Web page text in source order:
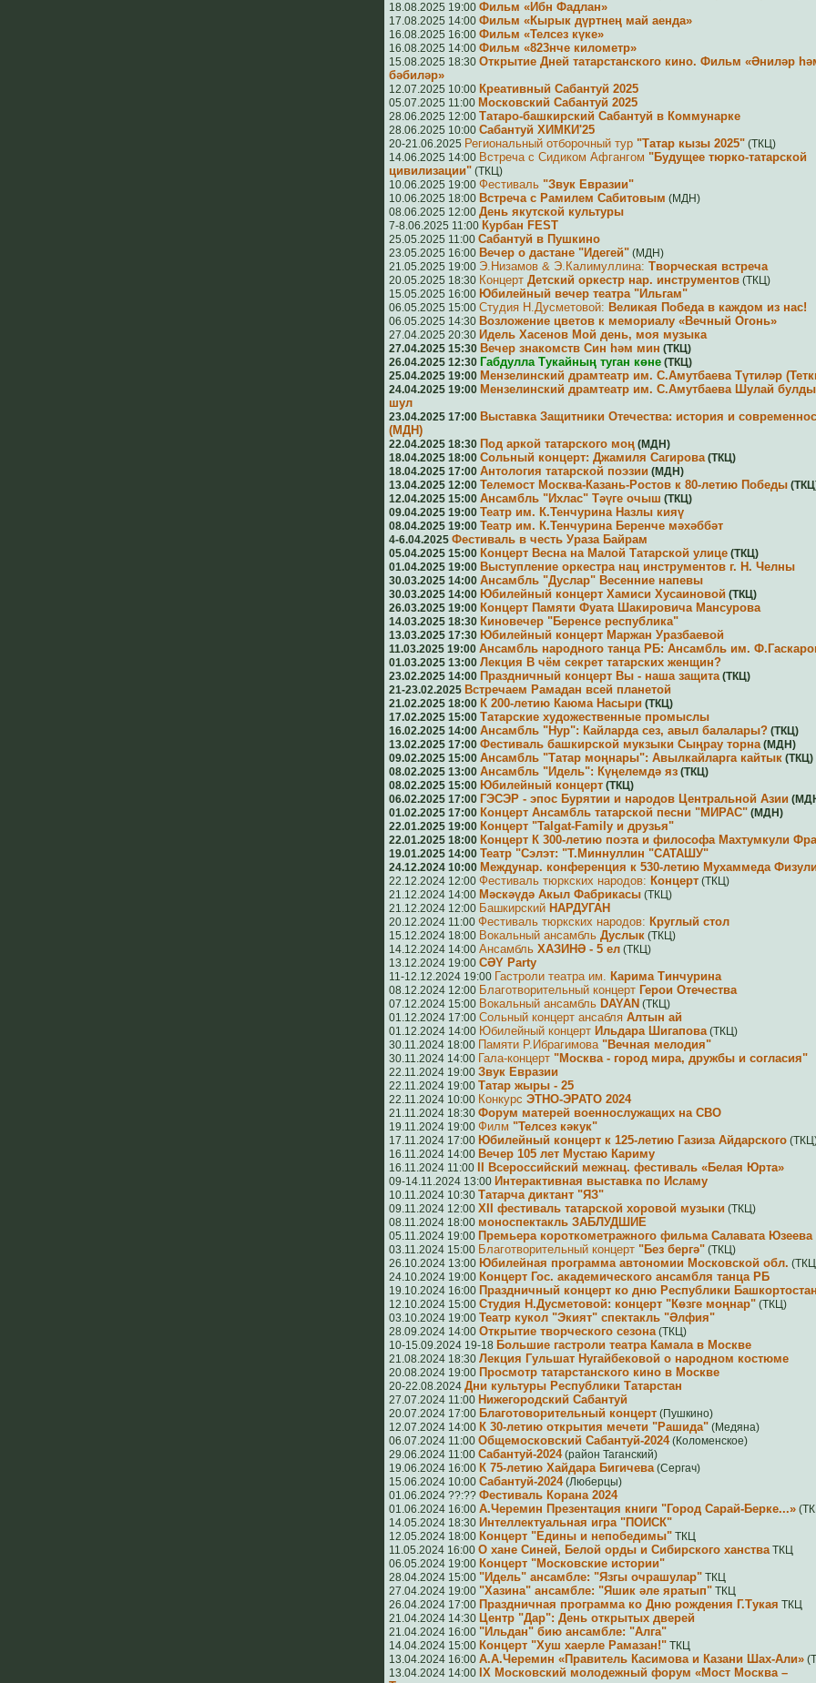
18.08.2025 19:00 Фильм «Ибн Фадлан»
17.08.2025 14:00 Фильм «Кырык дүртнең май аенда»
16.08.2025 16:00 Фильм «Телсез күке»
16.08.2025 14:00 Фильм «823нче километр»
15.08.2025 18:30 Открытие Дней татарстанского кино. Фильм «Әниләр
бәбиләр»
12.07.2025 10:00 Креативный Сабантуй 2025
05.07.2025 11:00 Московский Сабантуй 2025
28.06.2025 12:00 Татаро-башкирский Сабантуй в Коммунарке
28.06.2025 10:00 Сабантуй ХИМКИ'25
20-21.06.2025 Региональный отборочный тур "Татар кызы 2025"(ТКЦ)
14.06.2025 14:00 Встреча с Сидиком Афгангом "Будущее тюрко-татарской
цивилизации"(ТКЦ)
10.06.2025 19:00 Фестиваль "Звук Евразии"
10.06.2025 18:00 Встреча с Рамилем Сабитовым (МДН)
08.06.2025 12:00 День якутской культуры
7-8.06.2025 11:00 Курбан FEST
25.05.2025 11:00 Сабантуй в Пушкино
23.05.2025 16:00 Вечер о дастане "Идегей"(МДН)
21.05.2025 19:00 Э.Низамов & Э.Калимуллина: Творческая встреча
20.05.2025 18:30 Концерт Детский оркестр нар. инструментов(ТКЦ)
15.05.2025 16:00 Юбилейный вечер театра "Ильгам"
06.05.2025 15:00 Студия Н.Дусметовой: Великая Победа в каждом из нас!
06.05.2025 14:30 Возложение цветов к мемориалу «Вечный Огонь»
27.04.2025 20:30 Идель Хасенов Мой день, моя музыка
27.04.2025 15:30 Вечер знакомств Син һәм мин (ТКЦ)
26.04.2025 12:30 Габдулла Тукайның туган көне(ТКЦ)
25.04.2025 19:00 Мензелинский драмтеатр им. С.Амутбаева Түтиләр
24.04.2025 19:00 Мензелинский драмтеатр им. С.Амутбаева Шулай булды
шул
23.04.2025 17:00 Выставка Защитники Отечества: история и
(МДН)
22.04.2025 18:30 Под аркой татарского моң(МДН)
18.04.2025 18:00 Сольный концерт: Джамиля Сагирова(ТКЦ)
18.04.2025 17:00 Антология татарской поэзии (МДН)
13.04.2025 12:00 Телемост Москва-Казань-Ростов к 80-летию Победы
12.04.2025 15:00 Ансамбль "Ихлас" Тәүге очыш (ТКЦ)
09.04.2025 19:00 Театр им. К.Тенчурина Назлы кияү
08.04.2025 19:00 Театр им. К.Тенчурина Беренче мәхәббәт
4-6.04.2025 Фестиваль в честь Ураза Байрам
05.04.2025 15:00 Концерт Весна на Малой Татарской улице(ТКЦ)
01.04.2025 19:00 Выступление оркестра нац инструментов г. Н. Челны
30.03.2025 14:00 Ансамбль "Дуслар" Весенние напевы
30.03.2025 14:00 Юбилейный концерт Хамиси Хусаиновой (ТКЦ)
26.03.2025 19:00 Концерт Памяти Фуата Шакировича Мансурова
14.03.2025 18:30 Киновечер "Беренсе республика"
13.03.2025 17:30 Юбилейный концерт Маржан Уразбаевой
11.03.2025 19:00 Ансамбль народного танца РБ: Ансамбль им.
01.03.2025 13:00 Лекция В чём секрет татарских женщин?
23.02.2025 14:00 Праздничный концерт Вы - наша защита(ТКЦ)
21-23.02.2025 Встречаем Рамадан всей планетой
21.02.2025 18:00 К 200-летию Каюма Насыри (ТКЦ)
17.02.2025 15:00 Татарские художественные промыслы
16.02.2025 14:00 Ансамбль "Нур": Кайларда сез, авыл балалары?(ТКЦ)
13.02.2025 17:00 Фестиваль башкирской мукзыки Сыңрау торна(МДН)
09.02.2025 15:00 Ансамбль "Татар моңнары": Авылкайларга кайтык(ТКЦ)
08.02.2025 13:00 Ансамбль "Идель": Күңелемдә яз(ТКЦ)
08.02.2025 15:00 Юбилейный концерт(ТКЦ)
06.02.2025 17:00 ГЭСЭР - эпос Бурятии и народов Центральной Азии
01.02.2025 17:00 Концерт Ансамбль татарской песни "МИРАС"(МДН)
22.01.2025 19:00 Концерт "Talgat-Family и друзья"
22.01.2025 18:00 Концерт К 300-летию поэта и философа Махтумкули
19.01.2025 14:00 Театр "Сэлэт: "Т.Миннуллин "САТАШУ"
24.12.2024 10:00 Междунар. конференция к 530-летию Мухаммеда
22.12.2024 12:00 Фестиваль тюркских народов: Концерт(ТКЦ)
21.12.2024 14:00 Мәскәүдә Акыл Фабрикасы(ТКЦ)
21.12.2024 12:00 Башкирский НАРДУГАН
20.12.2024 11:00 Фестиваль тюркских народов: Круглый стол
15.12.2024 18:00 Вокальный ансамбль Дуслык(ТКЦ)
14.12.2024 14:00 Ансамбль ХАЗИНӘ - 5 ел(ТКЦ)
13.12.2024 19:00 СӘY Party
11-12.12.2024 19:00 Гастроли театра им. Карима Тинчурина
08.12.2024 12:00 Благотворительный концерт Герои Отечества
07.12.2024 15:00 Вокальный ансамбль DAYAN (ТКЦ)
01.12.2024 17:00 Сольный концерт ансабля Алтын ай
01.12.2024 14:00 Юбилейный концерт Ильдара Шигапова(ТКЦ)
30.11.2024 18:00 Памяти Р.Ибрагимова "Вечная мелодия"
30.11.2024 14:00 Гала-концерт "Москва - город мира, дружбы и согласия"
22.11.2024 19:00 Звук Евразии
22.11.2024 19:00 Татар жыры - 25
22.11.2024 10:00 Конкурс ЭТНО-ЭРАТО 2024
21.11.2024 18:30 Форум матерей военнослужащих на СВО
19.11.2024 19:00 Филм "Телсез кәкук"
17.11.2024 17:00 Юбилейный концерт к 125-летию Газиза Айдарского
16.11.2024 14:00 Вечер 105 лет Мустаю Кариму
16.11.2024 11:00 II Всероссийский межнац. фестиваль «Белая Юрта»
09-14.11.2024 13:00 Интерактивная выставка по Исламу
10.11.2024 10:30 Татарча диктант "ЯЗ"
09.11.2024 12:00 XII фестиваль татарской хоровой музыки (ТКЦ)
08.11.2024 18:00 моноспектакль ЗАБЛУДШИЕ
05.11.2024 19:00 Премьера короткометражного фильма Салавата Юзеева
03.11.2024 15:00 Благотворительный концерт "Без бергә"(ТКЦ)
26.10.2024 13:00 Юбилейная программа автономии Московской обл.
24.10.2024 19:00 Концерт Гос. академического ансамбля танца РБ
19.10.2024 16:00 Праздничный концерт ко дню Республики
12.10.2024 15:00 Студия Н.Дусметовой: концерт "Көзге моңнар"(ТКЦ)
03.10.2024 19:00 Театр кукол "Экият" спектакль "Әлфия"
28.09.2024 14:00 Открытие творческого сезона(ТКЦ)
10-15.09.2024 19-18 Большие гастроли театра Камала в Москве
21.08.2024 18:30 Лекция Гульшат Нугайбeковой о народном костюме
20.08.2024 19:00 Просмотр татарстанского кино в Москве
20-22.08.2024 Дни культуры Республики Татарстан
27.07.2024 11:00 Нижегородский Сабантуй
20.07.2024 17:00 Благотоворительный концерт(Пушкино)
12.07.2024 14:00 К 30-летию открытия мечети "Рашида"(Медяна)
06.07.2024 11:00 Общемосковский Сабантуй-2024(Коломенское)
29.06.2024 11:00 Сабантуй-2024(район Таганский)
19.06.2024 16:00 К 75-летию Хайдара Бигичева(Сергач)
15.06.2024 10:00 Сабантуй-2024(Люберцы)
01.06.2024 ??:?? Фестиваль Корана 2024
01.06.2024 16:00 А.Черемин Презентация книги "Город Сарай-Берке...»
14.05.2024 18:30 Интеллектуальная игра "ПОИСК"
12.05.2024 18:00 Концерт "Едины и непобедимы"ТКЦ
11.05.2024 16:00 О хане Cиней, Белой орды и Сибирского ханстваТКЦ
06.05.2024 19:00 Концерт "Московские истории"
28.04.2024 15:00 "Идель" ансамбле: "Язгы очрашулар"ТКЦ
27.04.2024 19:00 "Хазина" ансамбле: "Яшик әле яратып"ТКЦ
26.04.2024 17:00 Праздничная программа ко Дню рождения Г.Тукая ТКЦ
21.04.2024 14:30 Центр "Дар": День открытых дверей
21.04.2024 16:00 "Ильдан" бию ансамбле: "Алга"
14.04.2024 15:00 Концерт "Хуш хаерле Рамазан!"ТКЦ
13.04.2024 16:00 А.А.Черемин «Правитель Касимова и Казани Шах-Али»
13.04.2024 14:00 IX Московский молодежный форум «Мост Москва –